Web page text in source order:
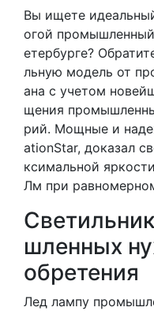
Вы ищете
огой
етербурге?
льную модель от
ана с учетом
щения
рий. Мощные и
ationStar, доказал
ксимальной
Лм при
шленных
обретения
Лед лампу